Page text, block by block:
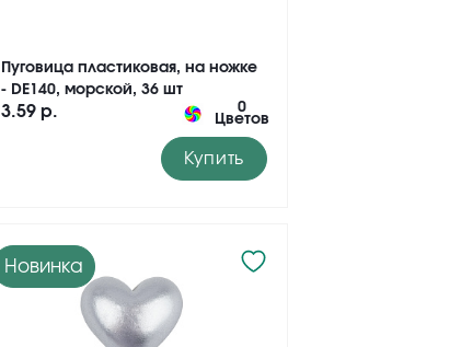
Пуговица пластиковая, на ножке
- DE140, морской, 36 шт
3.59 р. 0
Цветов
Купить
Новинка